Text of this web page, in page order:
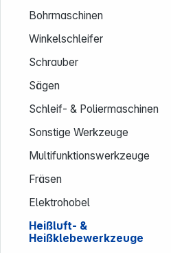
Bohrmaschinen
Winkelschleifer
Schrauber
Sägen
Schleif- & Poliermaschinen
Sonstige Werkzeuge
Multifunktionswerkzeuge
Fräsen
Elektrohobel
Heißluft- &
Heißklebewerkzeuge